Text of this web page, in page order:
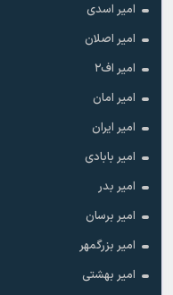
امیر اسدی
امیر اصلان
امیر اف۲
امیر امان
امیر ایران
امیر بابادی
امیر بدر
امیر برسان
امیر بزرگمهر
امیر بهشتی